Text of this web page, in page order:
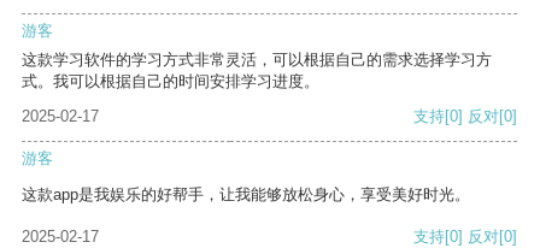
游客
这款学习软件的学习方式非常灵活，可以根据自己的需求选择学习方
式。我可以根据自己的时间安排学习进度。
2025-02-17
支持[0] 反对[0]
游客
这款app是我娱乐的好帮手，让我能够放松身心，享受美好时光。
2025-02-17 支持[0] 反对[0]